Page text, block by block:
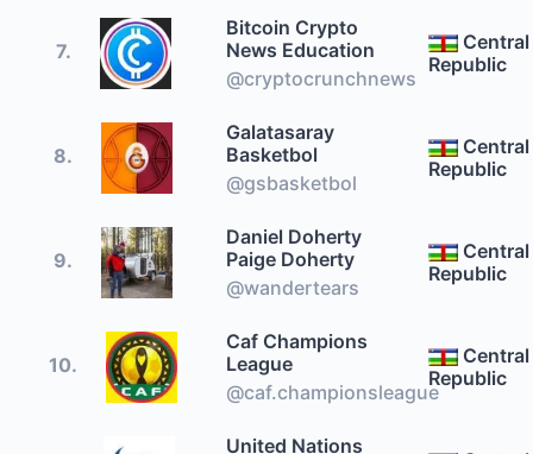
7.
Bitcoin Crypto
News Education
@cryptocrunchnews
Republic
8.
Galatasaray
Basketbol
@gsbasketbol
Republic
9.
Daniel Doherty
Paige Doherty
@wandertears
Republic
10.
Caf Champions
League
@caf.championsleague
Republic
United Nations